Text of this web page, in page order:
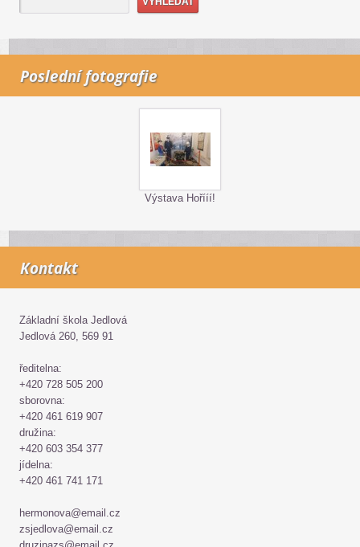
Poslední fotografie
Výstava Hořííí!
Kontakt
Základní škola Jedlová
Jedlová 260, 569 91
ředitelna:
+420 728 505 200
sborovna:
+420 461 619 907
družina:
+420 603 354 377
jídelna:
+420 461 741 171
hermonova@email.cz
zsjedlova@email.cz